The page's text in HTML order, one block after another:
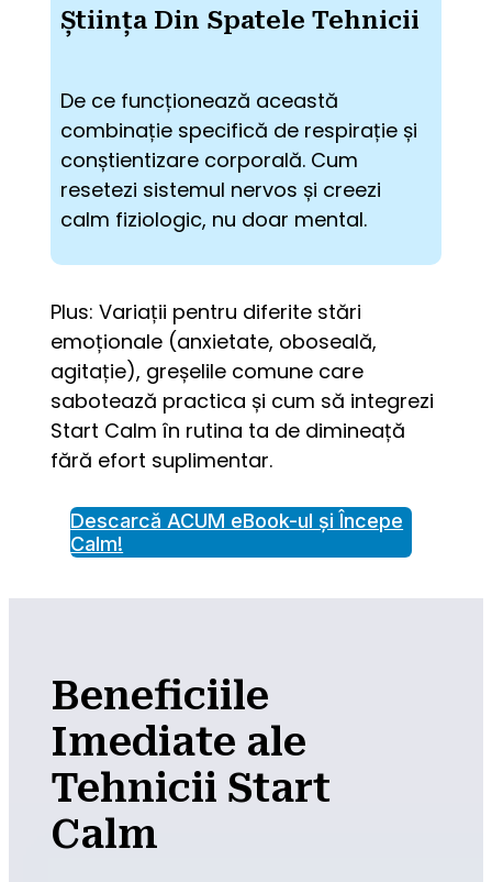
Știința Din Spatele Tehnicii
De ce funcționează această
combinație specifică de respirație și
conștientizare corporală. Cum
resetezi sistemul nervos și creezi
calm fiziologic, nu doar mental.
Plus: Variații pentru diferite stări
emoționale (anxietate, oboseală,
agitație), greșelile comune care
sabotează practica și cum să integrezi
Start Calm în rutina ta de dimineață
fără efort suplimentar.
Descarcă ACUM eBook-ul și Începe
Calm!
Beneficiile
Imediate ale
Tehnicii Start
Calm